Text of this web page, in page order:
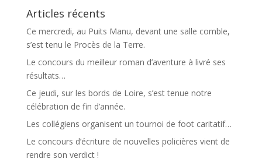
Articles récents
Ce mercredi, au Puits Manu, devant une salle comble,
s’est tenu le Procès de la Terre.
Le concours du meilleur roman d’aventure à livré ses
résultats…
Ce jeudi, sur les bords de Loire, s’est tenue notre
célébration de fin d’année.
Les collégiens organisent un tournoi de foot caritatif…
Le concours d’écriture de nouvelles policières vient de
rendre son verdict !